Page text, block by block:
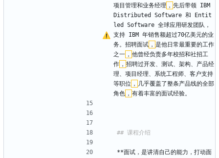
项目管理和业务经理 ， 先后带领 IBM
Distributed Software 和 Entit
led Software 全球应用研发团队，
支持 IBM 年销售额超过70亿美元的业
务。招聘面试 ， 是他日常最重要的工作
之一 ， 他曾经负责多年校招和社招工
作 ， 招聘过开发、测试、架构、产品经
理、项目经理、系统工程师、客户支持
等职位 ， 几乎覆盖了整条产品线的全部
角色 ， 有着丰富的面试经验。
**面试，是讲清自己的能力，打动面